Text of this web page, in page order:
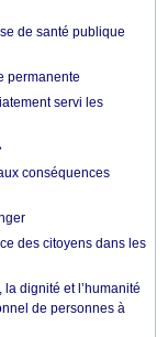
de santé publique
permanente
servi les
conséquences
des citoyens dans les
dignité et l’humanité
de personnes à